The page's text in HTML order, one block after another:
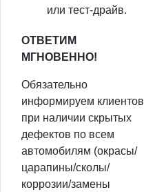
или тест-драйв.
ОТВЕТИМ
МГНОВЕННО!
Обязательно
информируем клиентов
при наличии скрытых
дефектов по всем
автомобилям (окрасы/
царапины/сколы/
коррозии/замены